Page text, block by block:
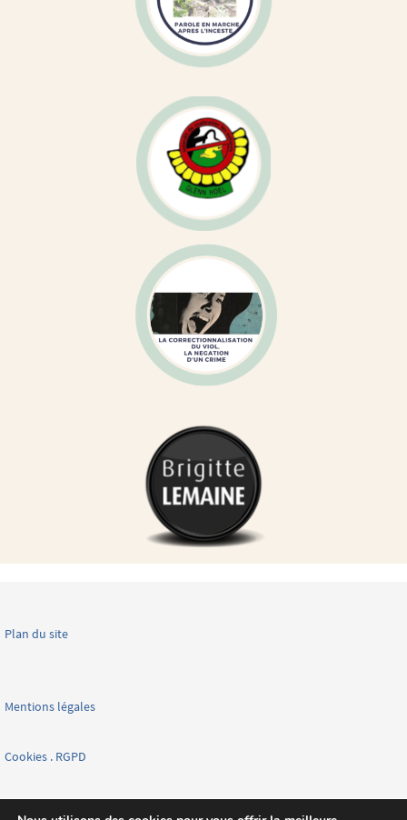
Plan du site
Mentions légales
Cookies . RGPD